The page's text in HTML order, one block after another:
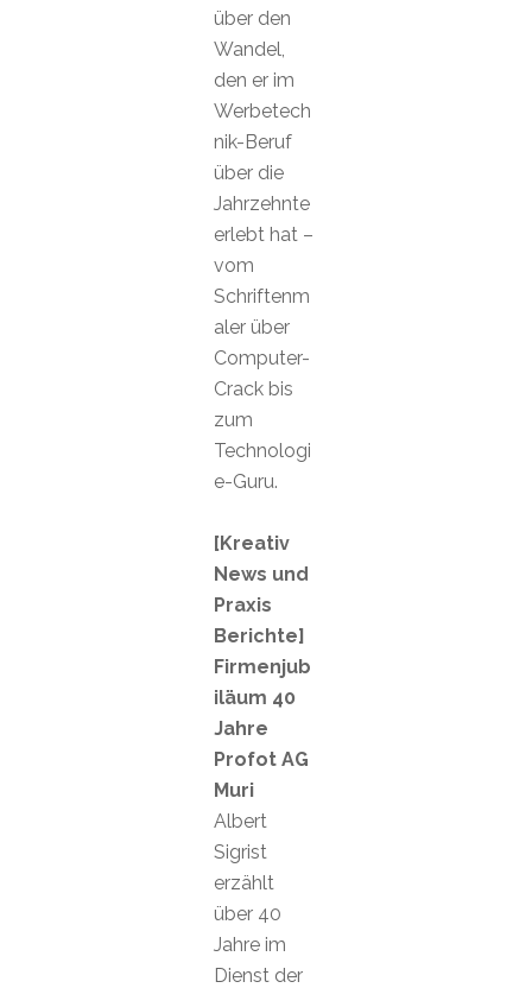
über den
Wandel,
den er im
Werbetech
nik-Beruf
über die
Jahrzehnte
erlebt hat –
vom
Schriftenm
aler über
Computer-
Crack bis
zum
Technologi
e-Guru.
[Kreativ
News und
Praxis
Berichte]
Firmenjub
iläum 40
Jahre
Profot AG
Muri
Albert
Sigrist
erzählt
über 40
Jahre im
Dienst der